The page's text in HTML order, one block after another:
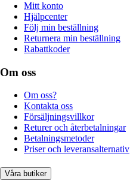
Mitt konto
Hjälpcenter
Följ min beställning
Returnera min beställning
Rabattkoder
Om oss
Om oss?
Kontakta oss
Försäljningsvillkor
Returer och återbetalningar
Betalningsmetoder
Priser och leveransalternativ
Våra butiker